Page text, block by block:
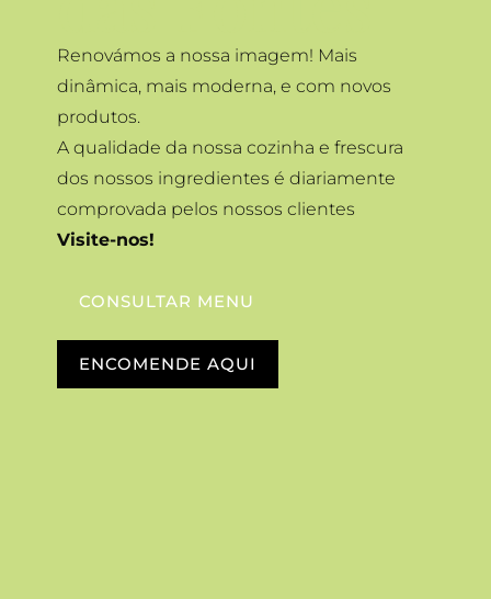
Renovámos a nossa imagem! Mais
dinâmica, mais moderna, e com novos
produtos.
A qualidade da nossa cozinha e frescura
dos nossos ingredientes é diariamente
comprovada pelos nossos clientes
Visite-nos!
CONSULTAR MENU
ENCOMENDE AQUI